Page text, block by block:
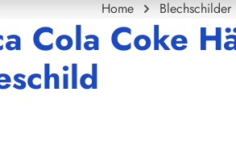
Home Blechschilder
Cola Coke